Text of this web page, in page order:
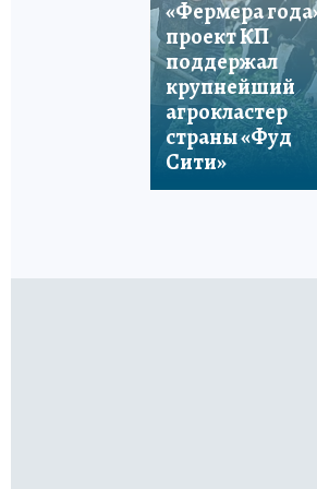
«Фермера
проект КП
поддержал
крупнейший
агрокластер
страны «Фуд
Сити»